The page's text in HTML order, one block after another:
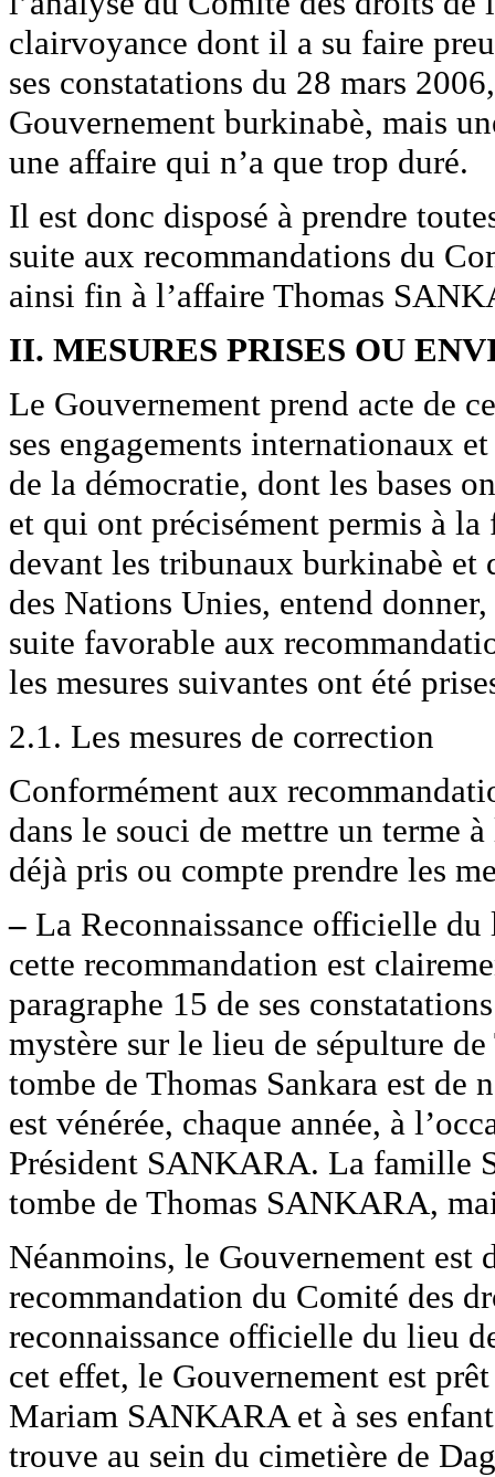
clairvoyance dont il a su faire
ses constatations du 28 mars
Gouvernement burkinabè, mais
une affaire qui n’a que trop duré.
Il est donc disposé à prendre
suite aux recommandations du
ainsi fin à l’affaire Thomas
II. MESURES PRISES OU
Le Gouvernement prend acte de
ses engagements internationaux
de la démocratie, dont les bases
et qui ont précisément permis à
devant les tribunaux burkinabè et
des Nations Unies, entend
suite favorable aux
les mesures suivantes ont été
2.1. Les mesures de correction
Conformément aux
dans le souci de mettre un terme
déjà pris ou compte prendre les
– La Reconnaissance officielle du
cette recommandation est
paragraphe 15 de ses
mystère sur le lieu de sépulture
tombe de Thomas Sankara est
est vénérée, chaque année, à
Président SANKARA. La famille
tombe de Thomas SANKARA,
Néanmoins, le Gouvernement est
recommandation du Comité des
reconnaissance officielle du lieu
cet effet, le Gouvernement est
Mariam SANKARA et à ses
trouve au sein du cimetière de